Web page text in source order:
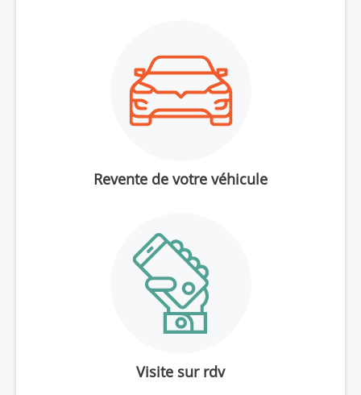
Revente de votre véhicule
Visite sur rdv